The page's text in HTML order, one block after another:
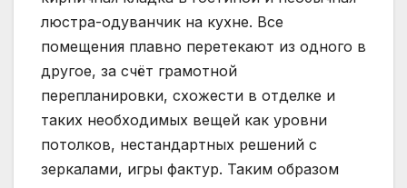
люстра-одуванчик на кухне. Все
помещения плавно перетекают из одного в
другое, за счёт грамотной
перепланировки, схожести в отделке и
таких необходимых вещей как уровни
потолков, нестандартных решений с
зеркалами, игры фактур. Таким образом